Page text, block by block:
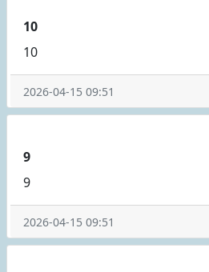
10
10
2026-04-15 09:51
9
9
2026-04-15 09:51